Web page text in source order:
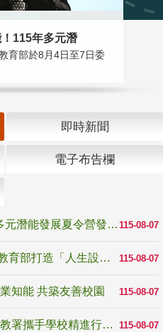
115年多元潛
育部於8月4日至7日委
即時新聞
電子布告欄
115-08-07
跨越限制，探索潛能！115年多元潛能發展夏令營發掘生命無限可能
115-08-07
高齡不是終點而是夢想起點！教育部打造「人生設計夢工場」 參展第3屆高齡健康產業博覽會
115-08-07
知能 共築友善校園
115-08-07
強化學習歷程檔案推動效能 國教署攜手學校精進行政與教學支持